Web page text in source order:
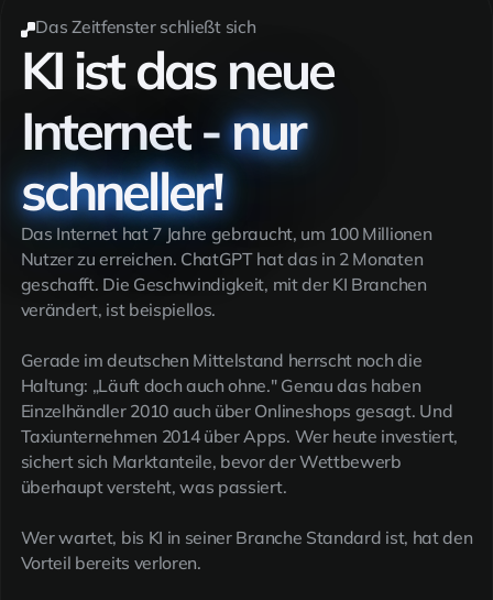
Das Zeitfenster schließt sich
KI ist das neue
Internet -nur
schneller!
Das Internet hat 7 Jahre gebraucht, um 100 Millionen
Nutzer zu erreichen. ChatGPT hat das in 2 Monaten
geschafft. Die Geschwindigkeit, mit der KI Branchen
verändert, ist beispiellos.
Gerade im deutschen Mittelstand herrscht noch die
Haltung: „Läuft doch auch ohne." Genau das haben
Einzelhändler 2010 auch über Onlineshops gesagt. Und
Taxiunternehmen 2014 über Apps. Wer heute investiert,
sichert sich Marktanteile, bevor der Wettbewerb
überhaupt versteht, was passiert.
Wer wartet, bis KI in seiner Branche Standard ist, hat den
Vorteil bereits verloren.